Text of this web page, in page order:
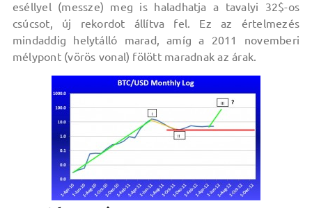
eséllyel (messze) meg is haladhatja a tavalyi 32$-os
csúcsot, új rekordot állítva fel. Ez az értelmezés
mindaddig helytálló marad, amíg a 2011 novemberi
mélypont (vörös vonal) fölött maradnak az árak.